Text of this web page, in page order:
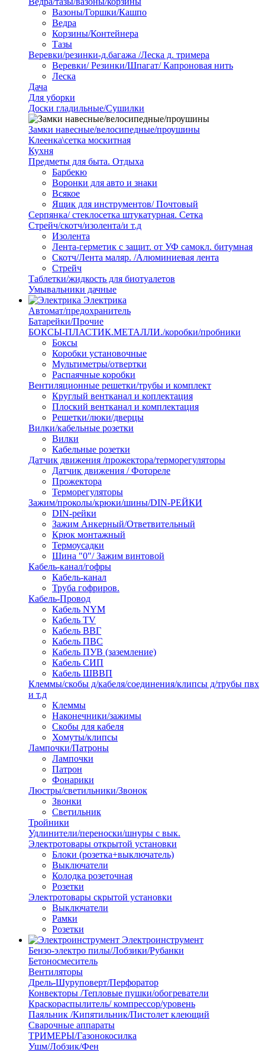
Вазоны/Горшки/Кашпо
Ведра
Корзины/Контейнера
Тазы
Веревки/резинки-д.багажа /Леска д. тримера
Веревки/ Резинки/Шпагат/ Капроновая нить
Леска
Дача
Для уборки
Доски гладильные/Сушилки
Замки навесные/велосипедные/проушины
Клеенка\сетка москитная
Кухня
Предметы для быта. Отдыха
Барбекю
Воронки для авто и знаки
Всякое
Ящик для инструментов/ Почтовый
Серпянка/ стеклосетка штукатурная. Сетка
Стрейч/скотч/изолента/и т.д
Изолента
Лента-герметик с защит. от УФ самокл. битумная
Скотч/Лента маляр. /Алюминиевая лента
Стрейч
Таблетки/жидкость для биотуалетов
Умывальники дачные
Электрика
Автомат/предохранитель
Батарейки/Прочие
БОКСЫ-ПЛАСТИК.МЕТАЛЛИ./коробки/пробники
Боксы
Коробки установочные
Мультиметры/отвертки
Распаячные коробки
Вентиляционные решетки/трубы и комплект
Круглый вентканал и коплектация
Плоский вентканал и комплектация
Решетки/люки/дверцы
Вилки/кабельные розетки
Вилки
Кабельные розетки
Датчик движения /прожектора/терморегуляторы
Датчик движения / Фотореле
Прожектора
Терморегуляторы
Зажим/проколы/крюки/шины/DIN-РЕЙКИ
DIN-рейки
Зажим Анкерный/Ответвительный
Крюк монтажный
Термоусадки
Шина "0"/ Зажим винтовой
Кабель-канал/гофры
Кабель-канал
Труба гофриров.
Кабель-Провод
Кабель NYM
Кабель TV
Кабель ВВГ
Кабель ПВС
Кабель ПУВ (заземление)
Кабель СИП
Кабель ШВВП
Клеммы/скобы д/кабеля/соединения/клипсы д/трубы пвх
и т.д
Клеммы
Наконечники/зажимы
Скобы для кабеля
Хомуты/клипсы
Лампочки/Патроны
Лампочки
Патрон
Фонарики
Люстры/светильники/Звонок
Звонки
Светильник
Тройники
Удлинители/переноски/шнуры с вык.
Электротовары открытой установки
Блоки (розетка+выключатель)
Выключатели
Колодка розеточная
Розетки
Электротовары скрытой установки
Выключатели
Рамки
Розетки
Электроинструмент
Бензо-электро пилы/Лобзики/Рубанки
Бетоносмеситель
Вентиляторы
Дрель-Шуруповерт/Перфоратор
Конвекторы /Тепловые пушки/обогреватели
Краскораспылитель/ компрессор/уровень
Паяльник /Кипятильник/Пистолет клеющий
Сварочные аппараты
ТРИМЕРЫ/Газонокосилка
Ушм/Лобзик/Фен